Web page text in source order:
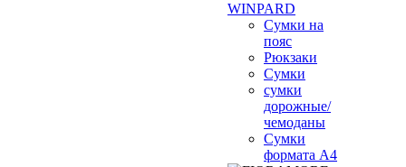
WINPARD
Сумки на
пояс
Рюкзаки
Сумки
сумки
дорожные/
чемоданы
Сумки
формата А4